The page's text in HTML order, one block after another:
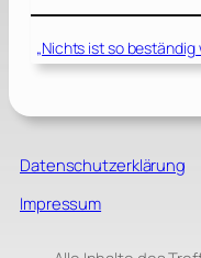
„Nichts ist so beständig
Datenschutzerklärung
Impressum